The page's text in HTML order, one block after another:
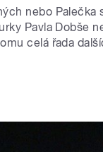
nebo Palečka
Pavla Dobše
celá řada